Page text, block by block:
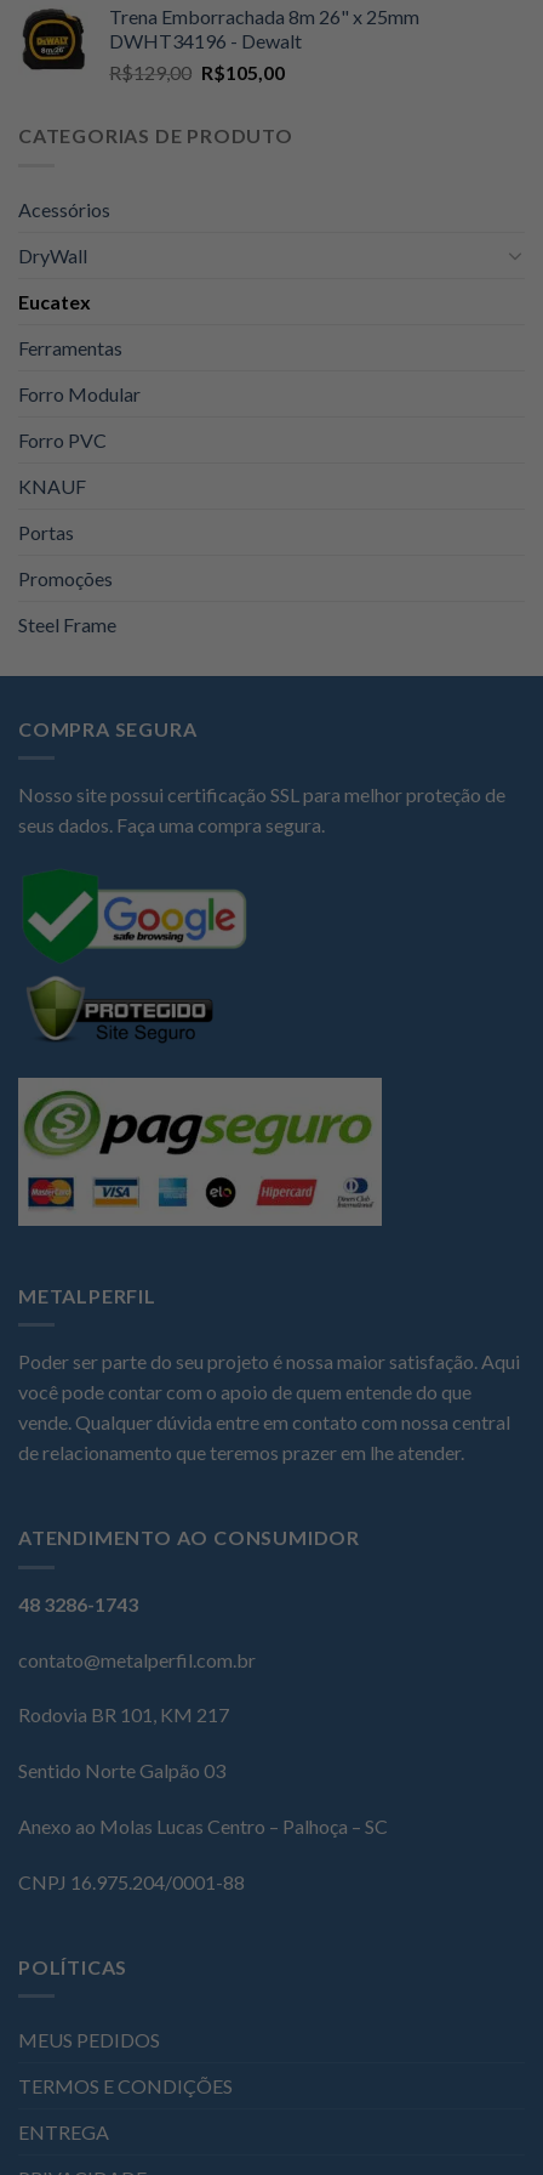
original
era:
R$89,00.
atual
é:
R$74,90.
Trena Emborrachada 8m 26" x 25mm
DWHT34196 - Dewalt
R$129,00 O
era:
R$105,00O
é:
CATEGORIAS DE PRODUTO
Acessórios
DryWall
Eucatex
Ferramentas
Forro Modular
Forro PVC
KNAUF
Portas
Promoções
Steel Frame
COMPRA SEGURA
Nosso site possui certificação SSL para melhor proteção de
seus dados. Faça uma compra segura.
METALPERFIL
Poder ser parte do seu projeto é nossa maior satisfação. Aqui
você pode contar com o apoio de quem entende do que
vende. Qualquer dúvida entre em contato com nossa central
de relacionamento que teremos prazer em lhe atender.
ATENDIMENTO AO CONSUMIDOR
48 3286-1743
contato@metalperfil.com.br
Rodovia BR 101, KM 217
Sentido Norte Galpão 03
Anexo ao Molas Lucas Centro – Palhoça – SC
CNPJ 16.975.204/0001-88
POLÍTICAS
MEUS PEDIDOS
TERMOS E CONDIÇÕES
ENTREGA